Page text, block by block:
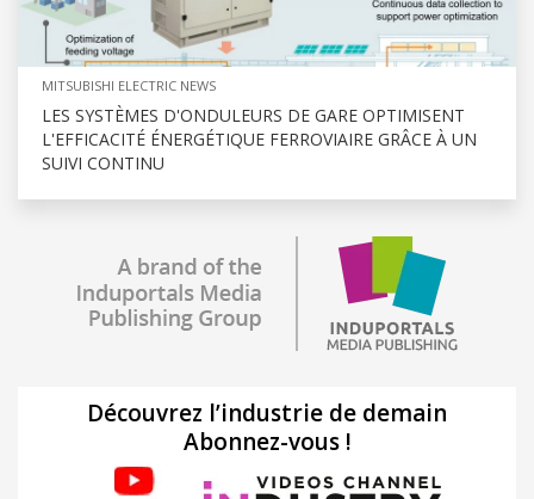
MITSUBISHI ELECTRIC NEWS
LES SYSTÈMES D'ONDULEURS DE GARE OPTIMISENT
L'EFFICACITÉ ÉNERGÉTIQUE FERROVIAIRE GRÂCE À UN
SUIVI CONTINU
Découvrez l’industrie de demain
Abonnez-vous !